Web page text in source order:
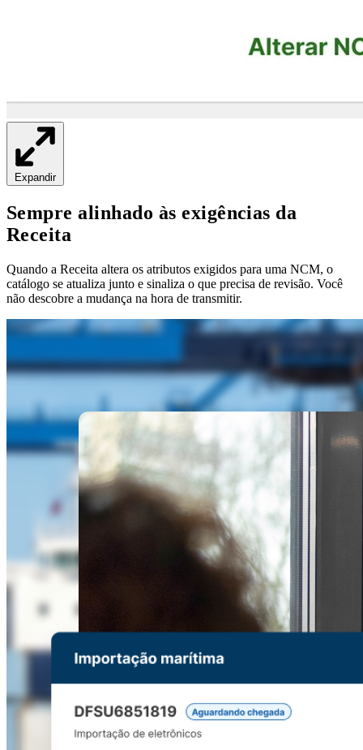
Expandir
Sempre alinhado às exigências da
Receita
Quando a Receita altera os atributos exigidos para uma NCM, o
catálogo se atualiza junto e sinaliza o que precisa de revisão. Você
não descobre a mudança na hora de transmitir.